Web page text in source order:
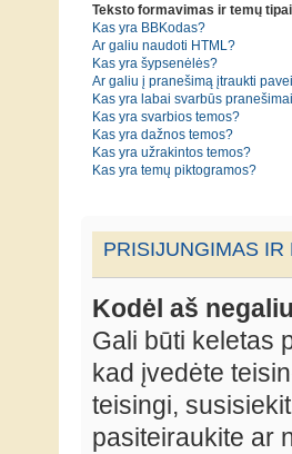
Teksto formavimas ir temų tipai
Kas yra BBKodas?
Ar galiu naudoti HTML?
Kas yra šypsenėlės?
Ar galiu į pranešimą įtraukti
Kas yra labai svarbūs
Kas yra svarbios temos?
Kas yra dažnos temos?
Kas yra užrakintos temos?
Kas yra temų piktogramos?
PRISIJUNGIMAS IR
Kodėl aš
Gali būti keletas
kad įvedėte
teisingi,
pasiteiraukite ar